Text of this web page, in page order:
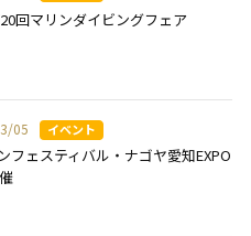
回マリンダイビングフェア
05
フェスティバル・ナゴヤ愛知EXPO